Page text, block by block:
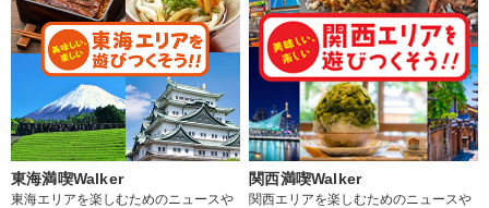
東海満喫Walker
東海エリアを楽しむためのニュースや
関西満喫Walker
関西エリアを楽しむためのニュースや